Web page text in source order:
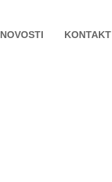
NOVOSTI KONTAKT